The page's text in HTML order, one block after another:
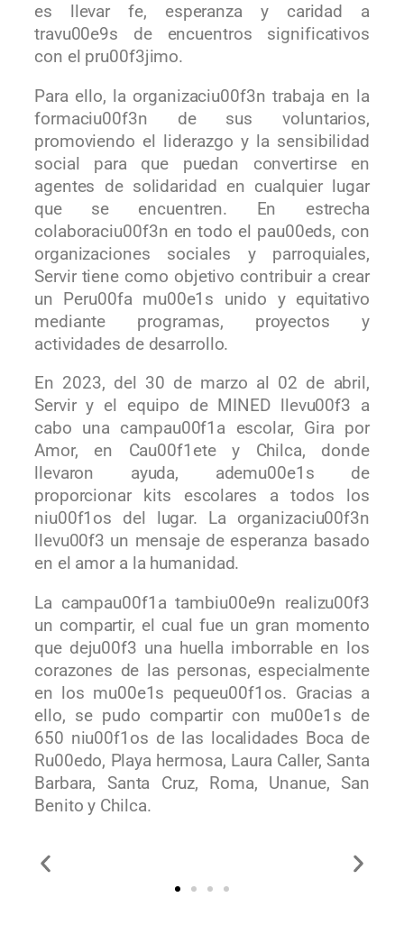
es llevar fe, esperanza y caridad a
travu00e9s de encuentros significativos
con el pru00f3jimo.
Para ello, la organizaciu00f3n trabaja en la
formaciu00f3n de sus voluntarios,
promoviendo el liderazgo y la sensibilidad
social para que puedan convertirse en
agentes de solidaridad en cualquier lugar
que se encuentren. En estrecha
colaboraciu00f3n en todo el pau00eds, con
organizaciones sociales y parroquiales,
Servir tiene como objetivo contribuir a crear
un Peru00fa mu00e1s unido y equitativo
mediante programas, proyectos y
actividades de desarrollo.
En 2023, del 30 de marzo al 02 de abril,
Servir y el equipo de MINED llevu00f3 a
cabo una campau00f1a escolar, Gira por
Amor, en Cau00f1ete y Chilca, donde
llevaron ayuda, ademu00e1s de
proporcionar kits escolares a todos los
niu00f1os del lugar. La organizaciu00f3n
llevu00f3 un mensaje de esperanza basado
en el amor a la humanidad.
La campau00f1a tambiu00e9n realizu00f3
un compartir, el cual fue un gran momento
que deju00f3 una huella imborrable en los
corazones de las personas, especialmente
en los mu00e1s pequeu00f1os. Gracias a
ello, se pudo compartir con mu00e1s de
650 niu00f1os de las localidades Boca de
Ru00edo, Playa hermosa, Laura Caller, Santa
Barbara, Santa Cruz, Roma, Unanue, San
Benito y Chilca.